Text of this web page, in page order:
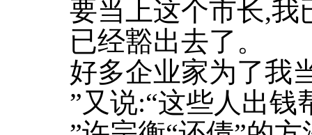
要当上这个市长,我
已经豁出去了。
好多企业家为了我
”又说:“这些人出钱